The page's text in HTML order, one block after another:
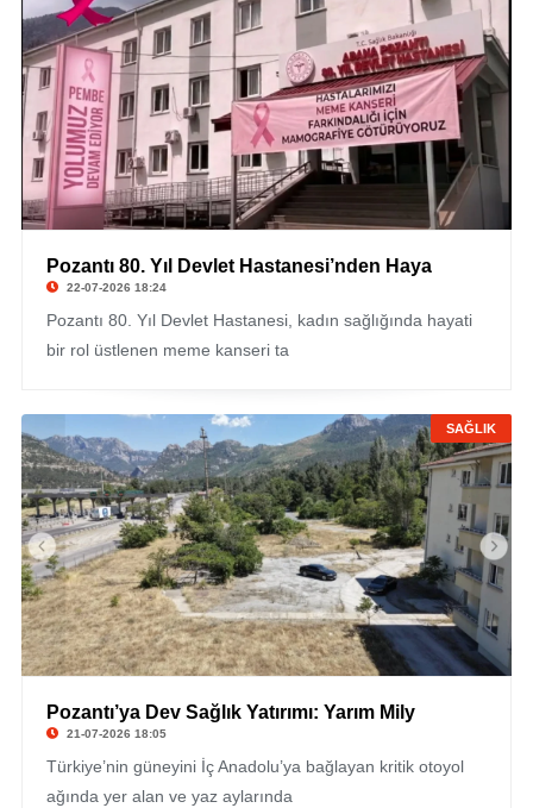
Pozantı 80. Yıl Devlet Hastanesi’nden Haya
22-07-2026 18:24
Pozantı 80. Yıl Devlet Hastanesi, kadın sağlığında hayati
bir rol üstlenen meme kanseri ta
SAĞLIK
Pozantı’ya Dev Sağlık Yatırımı: Yarım Mily
21-07-2026 18:05
Türkiye’nin güneyini İç Anadolu’ya bağlayan kritik otoyol
ağında yer alan ve yaz aylarında